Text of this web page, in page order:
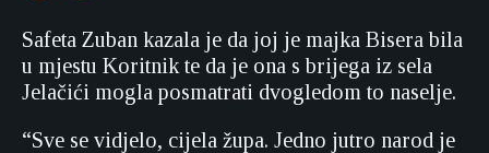
Safeta Zuban kazala je da joj je majka Bisera bila
u mjestu Koritnik te da je ona s brijega iz sela
Jelačići mogla posmatrati dvogledom to naselje.
“Sve se vidjelo, cijela župa. Jedno jutro narod je